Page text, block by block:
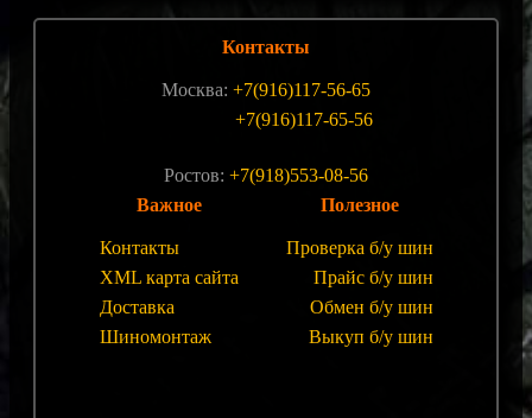
Контакты
Москва: +7(916)117-56-65
+7(916)117-65-56
Ростов: +7(918)553-08-56
Важное
Контакты
XML карта сайта
Доставка
Шиномонтаж
Полезное
Проверка б/у шин
Прайс б/у шин
Обмен б/у шин
Выкуп б/у шин